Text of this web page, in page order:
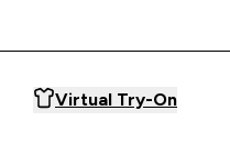
Virtual Try-On